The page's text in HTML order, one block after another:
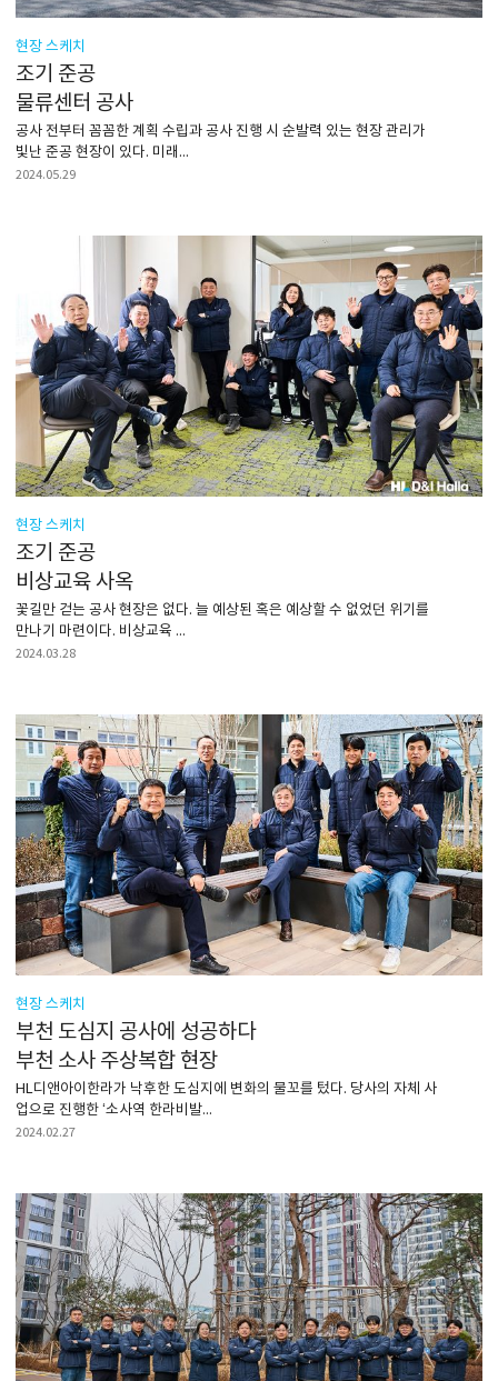
현장 스케치
조기 준공
물류센터 공사
공사 전부터 꼼꼼한 계획 수립과 공사 진행 시 순발력 있는 현장 관리가
빛난 준공 현장이 있다. 미래...
2024.05.29
현장 스케치
조기 준공
비상교육 사옥
꽃길만 걷는 공사 현장은 없다. 늘 예상된 혹은 예상할 수 없었던 위기를
만나기 마련이다. 비상교육 ...
2024.03.28
현장 스케치
부천 도심지 공사에 성공하다
부천 소사 주상복합 현장
HL디앤아이한라가 낙후한 도심지에 변화의 물꼬를 텄다. 당사의 자체 사
업으로 진행한 ‘소사역 한라비발...
2024.02.27